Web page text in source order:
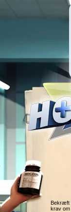
Bekræft
krav om